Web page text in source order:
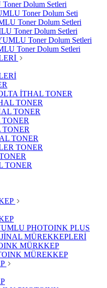
Dolum Setleri
Toner Dolum Seti
Toner Dolum Setleri
Toner Dolum Setleri
Toner Dolum Setleri
Toner Dolum Setleri
İTHAL TONER
TONER
TONER
TONER
TONER
TONER
TONER
PHOTOINK PLUS
MÜREKKEPLERİ
MÜRKKEP
MÜREKKEP